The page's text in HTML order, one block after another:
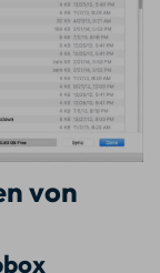
von